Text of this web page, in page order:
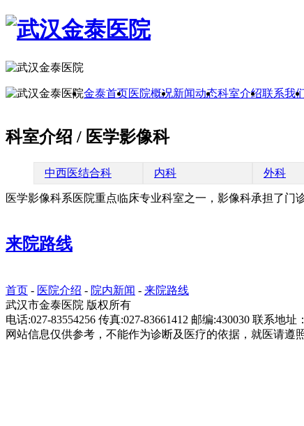
金泰首页医院概况新闻动态科室介绍联系我
科室介绍 / 医学影像科
中西医结合科 内科 外科
医学影像科系医院重点临床专业科室之一，影像科承担了
来院路线
首页 - 医院介绍 - 院内新闻 - 来院路线
武汉市金泰医院 版权所有
电话:027-83554256 传真:027-83661412 邮编:430030 联系地
网站信息仅供参考，不能作为诊断及医疗的依据，就医请遵